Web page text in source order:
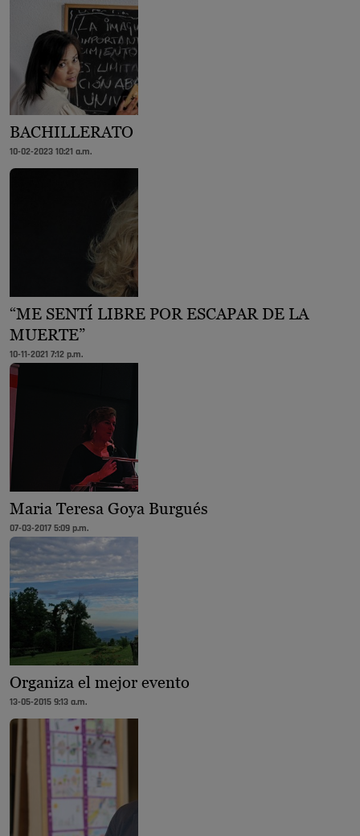
BACHILLERATO
10-02-2023 10:21 a.m.
“ME SENTÍ LIBRE POR ESCAPAR DE LA
MUERTE”
10-11-2021 7:12 p.m.
Maria Teresa Goya Burgués
07-03-2017 5:09 p.m.
Organiza el mejor evento
13-05-2015 9:13 a.m.